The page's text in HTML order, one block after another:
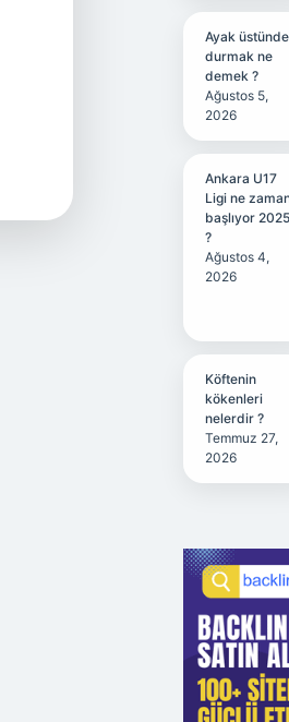
Ayak üstünde
durmak ne
demek ?
Ağustos 5,
2026
Ankara U17
Ligi ne
başlıyor 2025
?
Ağustos 4,
2026
Köftenin
kökenleri
nelerdir ?
Temmuz 27,
2026